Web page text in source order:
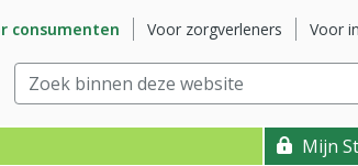
subsite
consumenten Ga naar subsite
Voor zorgverleners Ga
Voor
Zoek binnen deze website(min. 2 tekens)
Mijn